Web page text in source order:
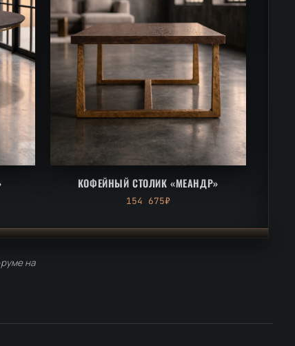
КОФЕЙНЫЙ СТОЛИК «МЕАНДР»
154 675₽
на